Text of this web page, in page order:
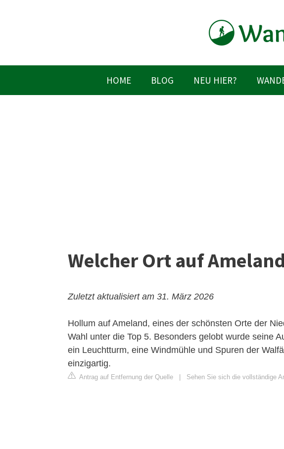
HOME BLOG NEU HIER?
Welcher Ort auf
Zuletzt aktualisiert am 31. März 2026
Hollum auf Ameland, eines der schönsten Orte der
Wahl unter die Top 5. Besonders gelobt wurde seine
ein Leuchtturm, eine Windmühle und Spuren der
einzigartig.
Antrag auf Entfernung der Quelle Sehen Sie sich die vollständige